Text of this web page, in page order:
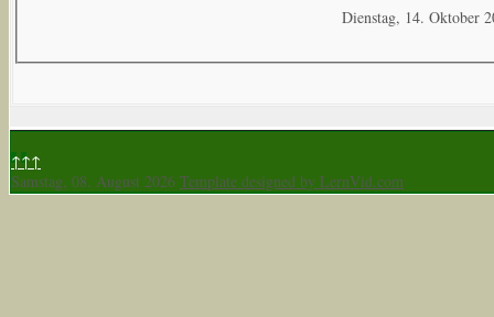
Dienstag, 14. Oktober
↑↑↑
Samstag, 08. August 2026 Template designed by LernVid.com